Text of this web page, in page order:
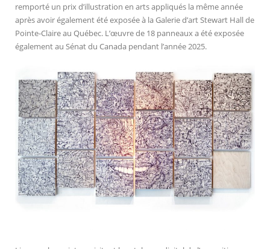
remporté un prix d’illustration en arts appliqués la même année
après avoir également été exposée à la Galerie d’art Stewart Hall de
Pointe-Claire au Québec. L’œuvre de 18 panneaux a été exposée
également au Sénat du Canada pendant l’année 2025.